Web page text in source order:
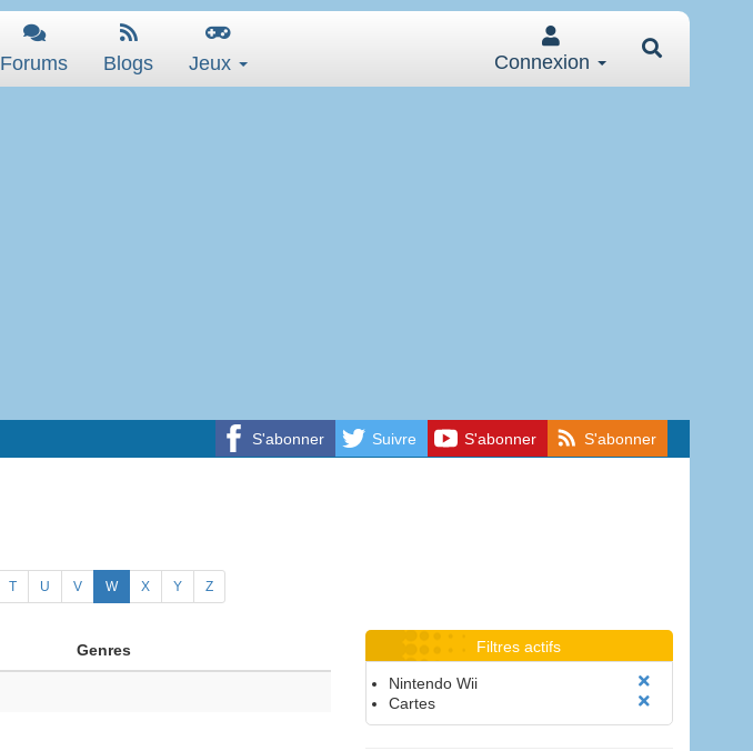
Forums Blogs Jeux Connexion
S'abonner Suivre S'abonner S'abonner
T U V W X Y Z
Genres Filtres actifs
Nintendo Wii
Cartes